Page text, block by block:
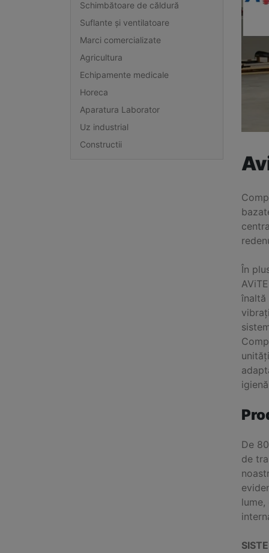
Schimbătoare de căldură
Suflante și ventilatoare
Marci comercializate
Agricultura
Echipamente medicale
Horeca
Aparatura Laborator
Uz industrial
Constructii
În
înaltă
De
de